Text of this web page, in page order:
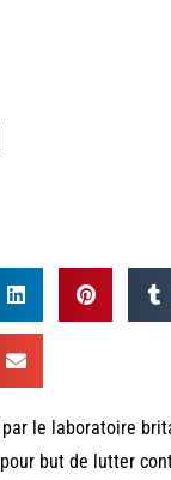
le laboratoire
but de lutter